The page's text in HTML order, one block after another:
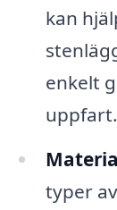
kan
enkelt
uppfart.
typer